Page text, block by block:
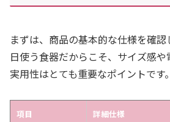
まずは、商品の基本的な仕様を確
日使う食器だからこそ、サイズ感
実用性はとても重要なポイントです。
項目 詳細仕様